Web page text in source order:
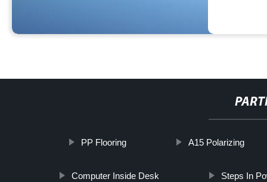
PP Flooring A15 Polarizing
Computer Inside Desk Steps In